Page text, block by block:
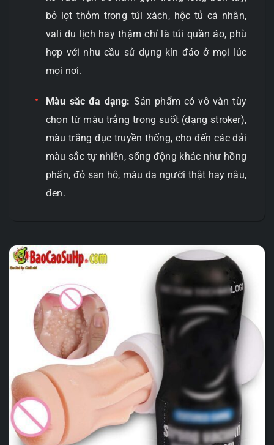
bỏ lọt thỏm trong túi xách, hộc tủ cá nhân,
vali du lịch hay thậm chí là túi quần áo, phù
hợp với nhu cầu sử dụng kín đáo ở mọi lúc
mọi nơi.
Màu sắc đa dạng: Sản phẩm có vô vàn tùy
chọn từ màu trắng trong suốt (dạng stroker),
màu trắng đục truyền thống, cho đến các dải
màu sắc tự nhiên, sống động khác như hồng
phấn, đỏ san hô, màu da người thật hay nâu,
đen.